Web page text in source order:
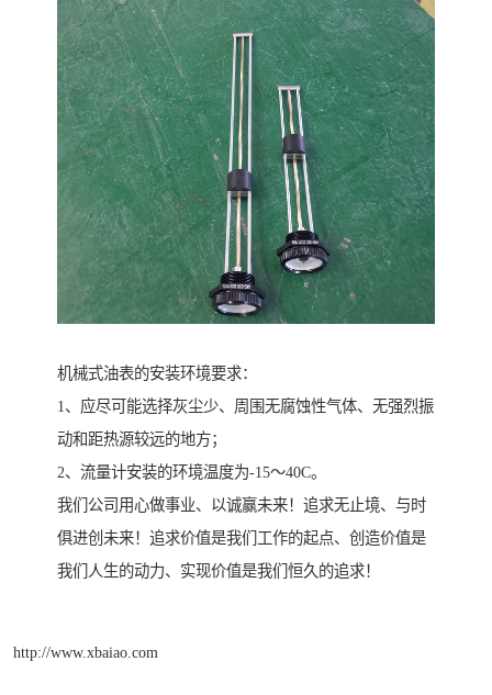
机械式油表的安装环境要求：
1、应尽可能选择灰尘少、周围无腐蚀性气体、无强烈振
动和距热源较远的地方；
2、流量计安装的环境温度为-15～40C。
我们公司用心做事业、以诚赢未来！追求无止境、与时
俱进创未来！追求价值是我们工作的起点、创造价值是
我们人生的动力、实现价值是我们恒久的追求！
http://www.xbaiao.com